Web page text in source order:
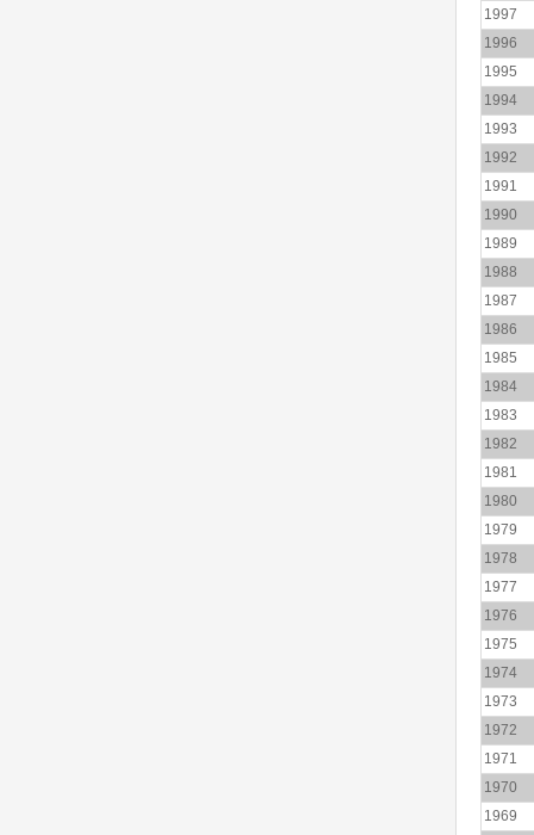
1997
1996
1995
1994
1993
1992
1991
1990
1989
1988
1987
1986
1985
1984
1983
1982
1981
1980
1979
1978
1977
1976
1975
1974
1973
1972
1971
1970
1969